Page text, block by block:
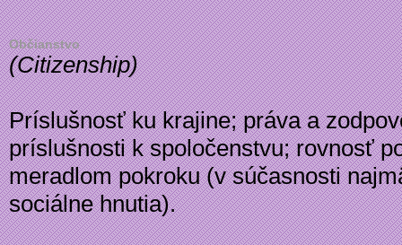
Občianstvo
(Citizenship)
Príslušnosť ku krajine; práva a
príslušnosti k spoločenstvu; rovnosť
meradlom pokroku (v súčasnosti
sociálne hnutia).